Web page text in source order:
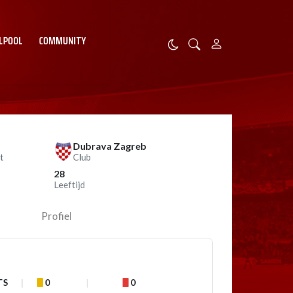
COMMUNITY
Dubrava Zagreb
Club
28
Leeftijd
Profiel
0 0